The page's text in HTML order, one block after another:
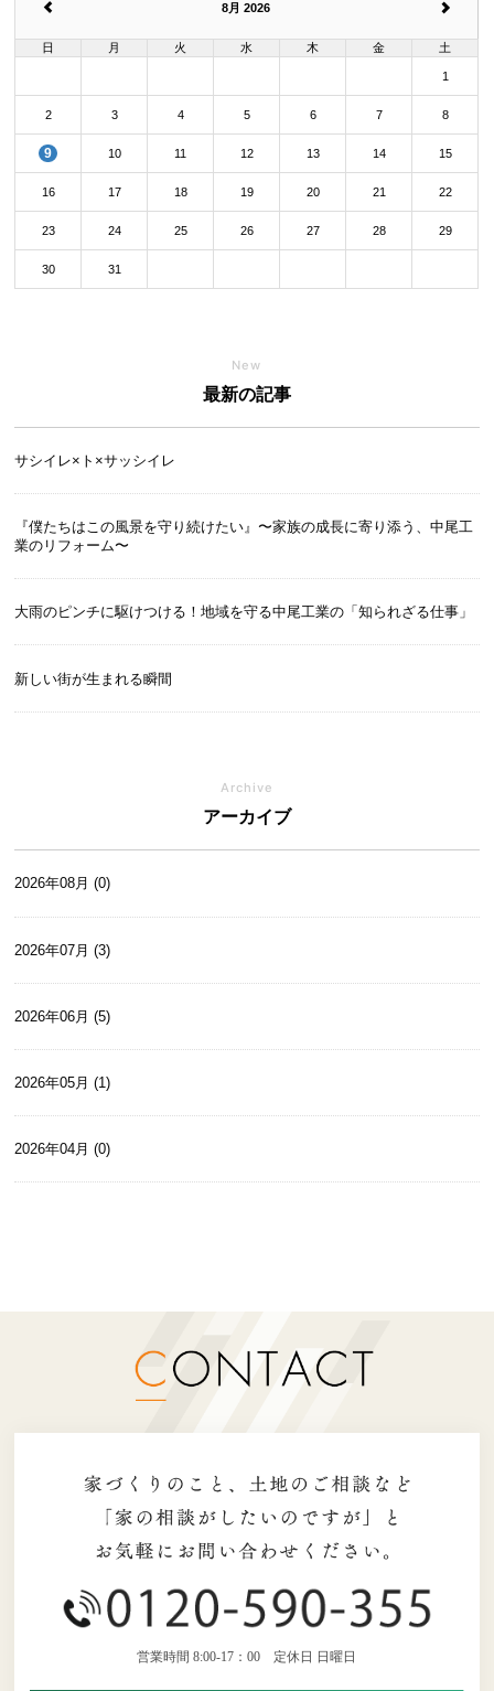
8月 2026
日 月 火 水 木 金 土
1
2 3 4 5 6 7 8
9 10 11 12 13 14 15
16 17 18 19 20 21 22
23 24 25 26 27 28 29
30 31
New
最新の記事
サシイレ×ト×サッシイレ
『僕たちはこの風景を守り続けたい』〜家族の成長に寄り添う、中尾工
業のリフォーム〜
大雨のピンチに駆けつける！地域を守る中尾工業の「知られざる仕事」
新しい街が生まれる瞬間
Archive
アーカイブ
2026年08月 (0)
2026年07月 (3)
2026年06月 (5)
2026年05月 (1)
2026年04月 (0)
営業時間 8:00-17：00 定休日 日曜日